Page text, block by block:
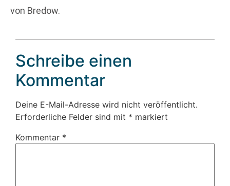
von Bredow.
Schreibe einen
Kommentar
Deine E-Mail-Adresse wird nicht veröffentlicht.
Erforderliche Felder sind mit * markiert
Kommentar *